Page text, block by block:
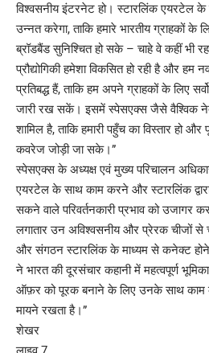
विश्वसनीय इंटरनेट हो। स्टारलिंक एयरटेल
उन्नत करेगा, ताकि हमारे भारतीय ग्राहकों के
ब्रॉडबैंड सुनिश्चित हो सके – चाहे वे कहीं भी
प्रौद्योगिकी हमेशा विकसित हो रही है और
प्रतिबद्ध हैं, ताकि हम अपने ग्राहकों के लिए
जारी रख सकें। इसमें स्पेसएक्स जैसे वैश्विक
शामिल है, ताकि हमारी पहुँच का विस्तार हो
कवरेज जोड़ी जा सके।”
स्पेसएक्स के अध्यक्ष एवं मुख्य परिचालन
एयरटेल के साथ काम करने और स्टारलिंक
सकने वाले परिवर्तनकारी प्रभाव को उजागर
लगातार उन अविश्वसनीय और प्रेरक चीजों से
और संगठन स्टारलिंक के माध्यम से कनेक्ट
ने भारत की दूरसंचार कहानी में महत्वपूर्ण
ऑफ़र को पूरक बनाने के लिए उनके साथ काम
मायने रखता है।”
शेखर